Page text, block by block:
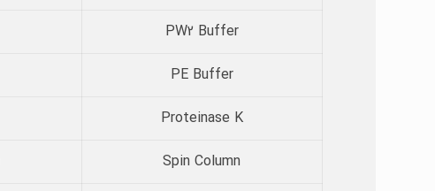
PW2 Buffer
PE Buffer
Proteinase K
Spin Column